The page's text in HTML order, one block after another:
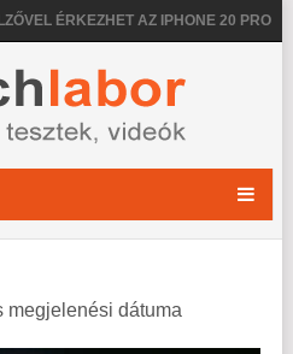
ÉRKEZHET AZ IPHONE 20 PRO
megjelenési dátuma